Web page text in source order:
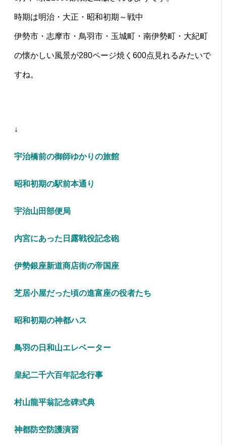
時期は明治・大正・昭和初期～戦中
伊勢市・志摩市・鳥羽市・玉城町・南伊勢町・大紀町
の懐かしい風景が280ページ焼く600点見れるみたいで
すね。
↓
宇治橋前の御師ゆかりの旅館
昭和初期の駅前本通り
宇治山田部便局
内宮にあった日露戦役記念砲
伊勢銀座新道商店街の帝国座
芝居小屋だった頃の進富座の役者たち
昭和初期の神都ハス
鳥羽の日和山エレベーター
皇紀二千六百年記念行事
村山龍平翁記念碑式典
神都防空防護演習